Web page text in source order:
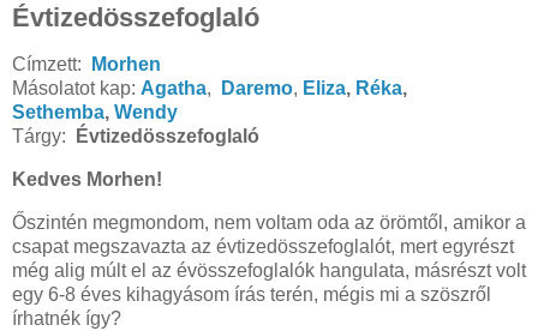
Évtizedösszefoglaló
Címzett:
Morhen
Másolatot kap: Agatha, Daremo, Eliza, Réka,
Sethemba, Wendy
Tárgy:
Évtizedösszefoglaló
Kedves Morhen!
Őszintén megmondom, nem voltam oda az örömtől, amikor a
csapat megszavazta az évtizedösszefoglalót, mert egyrészt
még alig múlt el az évösszefoglalók hangulata, másrészt volt
egy 6-8 éves kihagyásom írás terén, mégis mi a szöszről
írhatnék így?